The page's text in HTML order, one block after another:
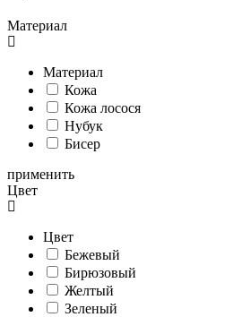
Материал
Материал
Кожа
Кожа лосося
Нубук
Бисер
применить
Цвет
Цвет
Бежевый
Бирюзовый
Желтый
Зеленый